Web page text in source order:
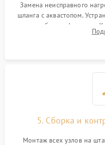
Замена неисправного
шланга с аквастопом.
патрубках и фильтрах.
управления,
5. Сборка и
Монтаж всех узлов на